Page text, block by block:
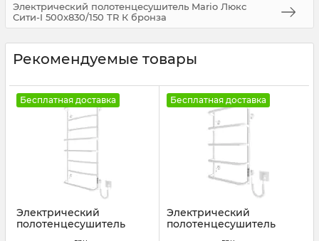
Электрический полотенцесушитель Mario Люкс
Сити-I 500х830/150 TR К бронза
Рекомендуемые товары
Бесплатная доставка
Электрический
полотенцесушитель
Бесплатная доставка
Электрический
полотенцесушитель